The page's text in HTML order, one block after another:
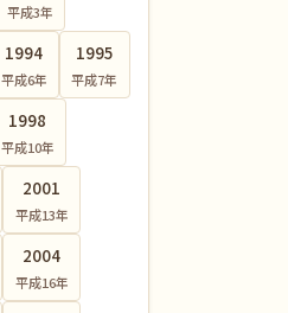
平成3年
1994
平成6年
1995
平成7年
1998
平成10年
2001
平成13年
2004
平成16年